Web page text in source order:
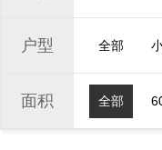
户型 全部
面积 全部